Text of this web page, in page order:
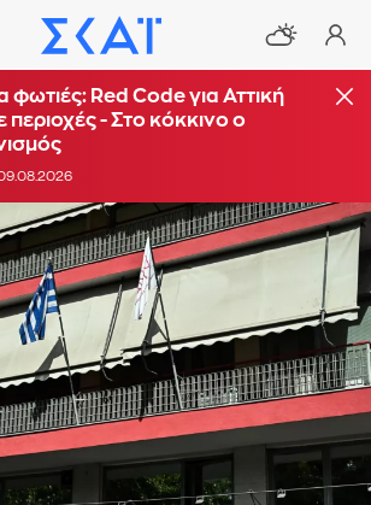
φωτιές: Red Code για Αττική
περιοχές - Στο κόκκινο ο